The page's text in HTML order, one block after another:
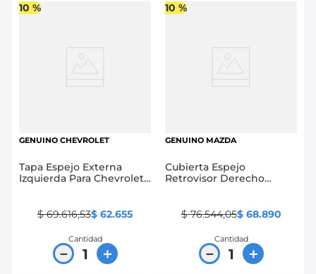
10 %
GENUINO CHEVROLET
Tapa Espejo Externa
Izquierda Para Chevrolet
$ 69.616,53$ 62.655
Cantidad
＋
－
10 %
GENUINO MAZDA
Cubierta Espejo
Retrovisor Derecho
$ 76.544,05$ 68.890
Cantidad
＋
－